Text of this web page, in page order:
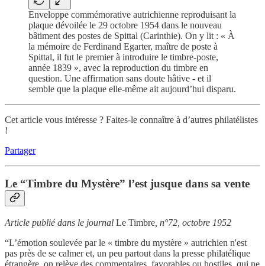
Enveloppe commémorative autrichienne reproduisant la
plaque dévoilée le 29 octobre 1954 dans le nouveau
bâtiment des postes de Spittal (Carinthie). On y lit : « À
la mémoire de Ferdinand Egarter, maître de poste à
Spittal, il fut le premier à introduire le timbre-poste,
année 1839 », avec la reproduction du timbre en
question. Une affirmation sans doute hâtive - et il
semble que la plaque elle-même ait aujourd’hui disparu.
Cet article vous intéresse ? Faites-le connaître à d’autres philatélistes
!
Partager
Le “Timbre du Mystère” l’est jusque dans sa vente
Article publié dans le journal Le Timbre , n°72, octobre 1952
“L’émotion soulevée par le « timbre du mystère » autrichien n'est
pas près de se calmer et, un peu partout dans la presse philatélique
étrangère, on relève des commentaires, favorables ou hostiles, qui ne